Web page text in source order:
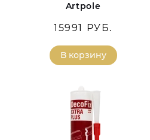
Artpole
15991 РУБ.
В корзину